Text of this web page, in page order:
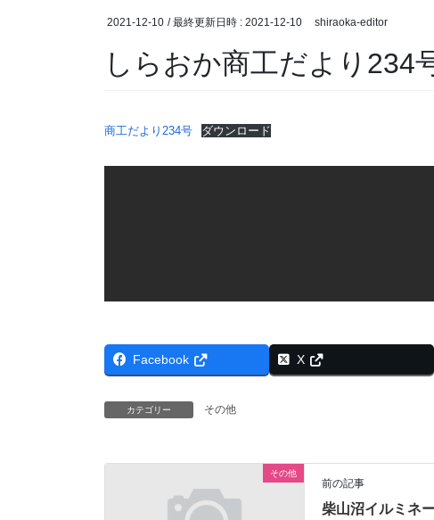
2021-12-10 / 最終更新日時 : 2021-12-10 shiraoka-editor
しらおか商工だより234
商工だより234号 ダウンロード
Facebook X
カテゴリー その他
その他
前の記事
柴山沼イルミネ